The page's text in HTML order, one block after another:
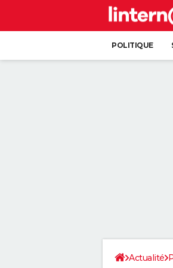
POLITIQUE
Actualité